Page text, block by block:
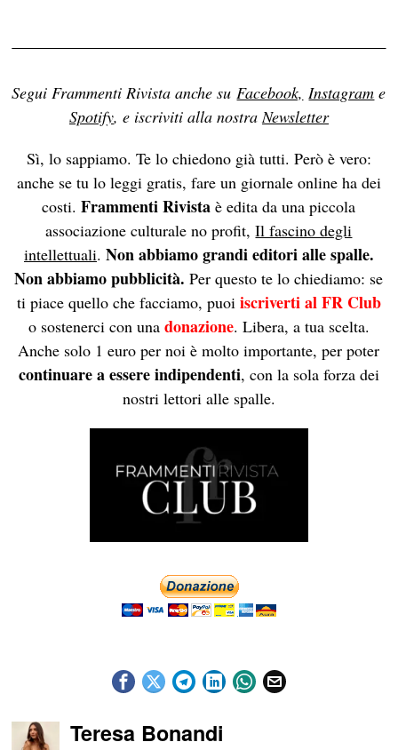
Segui Frammenti Rivista anche su Facebook, Instagram e
Spotify, e iscriviti alla nostra Newsletter
Sì, lo sappiamo. Te lo chiedono già tutti. Però è vero:
anche se tu lo leggi gratis, fare un giornale online ha dei
costi.Frammenti Rivistaè edita da una piccola
associazione culturale no profit,Il fascino degli
intellettuali. Non abbiamo grandi editori alle spalle.
Non abbiamo pubblicità. Per questo te lo chiediamo: se
ti piace quello che facciamo, puoi iscriverti al FR Club
o sostenerci con una donazione. Libera, a tua scelta.
Anche solo 1 euro per noi è molto importante, per poter
continuare a essere indipendenti, con la sola forza dei
nostri lettori alle spalle.
Teresa Bonandi